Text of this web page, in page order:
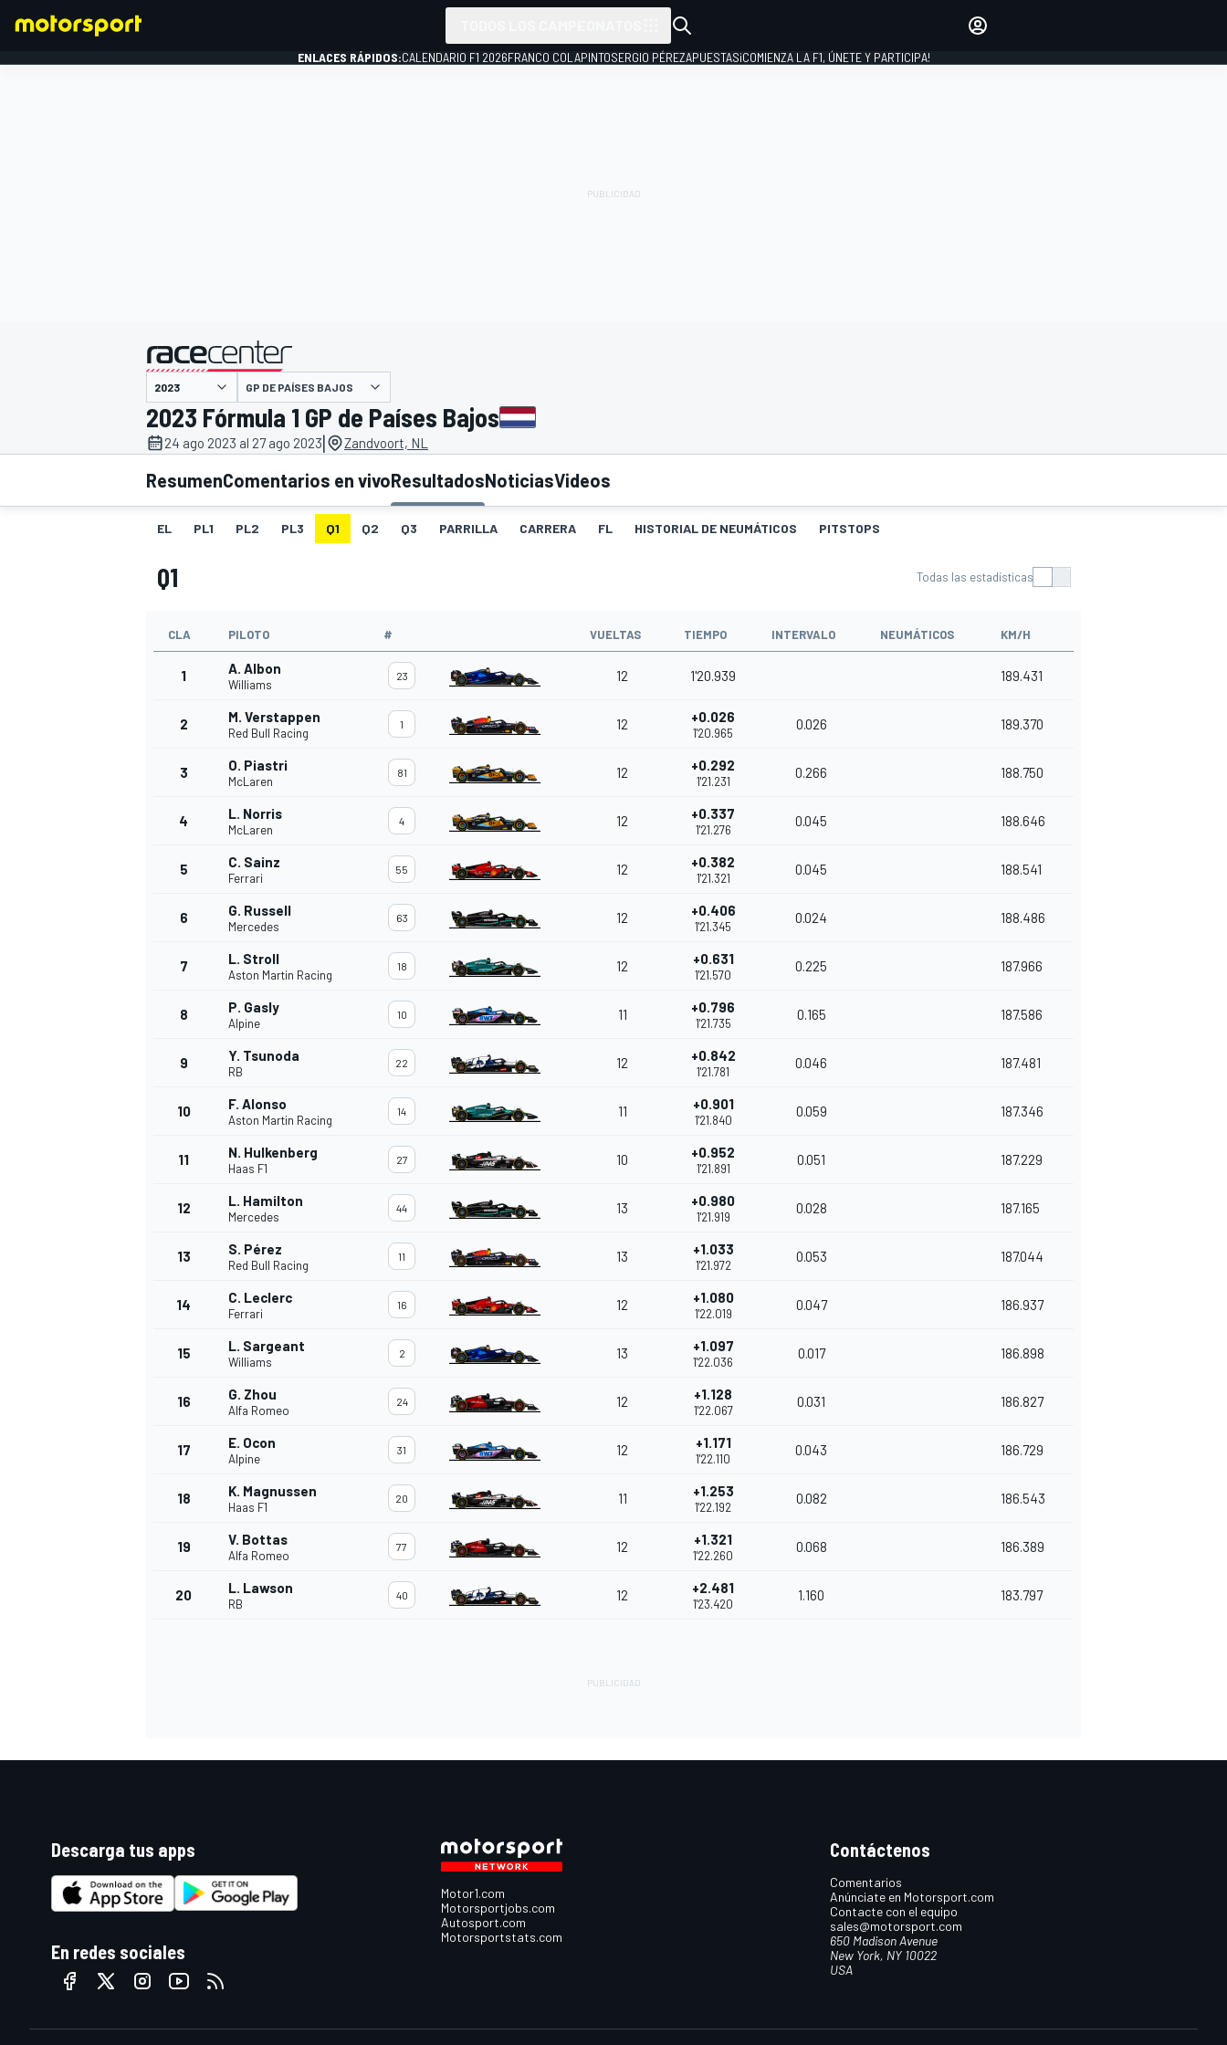
INDYCAR
FÓRMULA E
INICIAR SESIÓN
ENLACES RÁPIDOS:CALENDARIO F1 2026FRANCO COLAPINTOSERGIO PÉREZAPUESTAS¡COMIENZA LA F1, ÚNETE Y PARTICIPA!
presentado por
GP DE PAÍSES BAJOS
2023 Fórmula 1 GP de Países Bajos
24 ago 2023 al 27 ago 2023| Zandvoort, NL
ResumenComentarios en vivoResultadosNoticiasVideos
EL PL1 PL2 PL3 Q1 Q2 Q3 PARRILLA CARRERA FL HISTORIAL DE NEUMÁTICOS PITSTOPS
Q1 Todas las estadísticas
CLA PILOTO # VUELTAS TIEMPO INTERVALO NEUMÁTICOS KM/H
1 A. Albon
Williams
23 12 1'20.939 189.431
2 M. Verstappen
Red Bull Racing
1 12 +0.026
1'20.965
0.026 189.370
3 O. Piastri
McLaren
81 12 +0.292
1'21.231
0.266 188.750
4 L. Norris
McLaren
4 12 +0.337
1'21.276
0.045 188.646
5 C. Sainz
Ferrari
55 12 +0.382
1'21.321
0.045 188.541
6 G. Russell
Mercedes
63 12 +0.406
1'21.345
0.024 188.486
7 L. Stroll
Aston Martin Racing
18 12 +0.631
1'21.570
0.225 187.966
8 P. Gasly
Alpine
10 11 +0.796
1'21.735
0.165 187.586
9 Y. Tsunoda
RB
22 12 +0.842
1'21.781
0.046 187.481
10 F. Alonso
Aston Martin Racing
14 11 +0.901
1'21.840
0.059 187.346
11 N. Hulkenberg
Haas F1
27 10 +0.952
1'21.891
0.051 187.229
12 L. Hamilton
Mercedes
44 13 +0.980
1'21.919
0.028 187.165
13 S. Pérez
Red Bull Racing
11 13 +1.033
1'21.972
0.053 187.044
14 C. Leclerc
Ferrari
16 12 +1.080
1'22.019
0.047 186.937
15 L. Sargeant
Williams
2 13 +1.097
1'22.036
0.017 186.898
16 G. Zhou
Alfa Romeo
24 12 +1.128
1'22.067
0.031 186.827
17 E. Ocon
Alpine
31 12 +1.171
1'22.110
0.043 186.729
18 K. Magnussen
Haas F1
20 11 +1.253
1'22.192
0.082 186.543
19 V. Bottas
Alfa Romeo
77 12 +1.321
1'22.260
0.068 186.389
20 L. Lawson
RB
40 12 +2.481
1'23.420
1.160 183.797
Descarga tus apps
En redes sociales
Motor1.com
Motorsportjobs.com
Autosport.com
Motorsportstats.com
Contáctenos
Comentarios
Anúnciate en Motorsport.com
Contacte con el equipo
sales@motorsport.com
650 Madison Avenue
New York, NY 10022
USA